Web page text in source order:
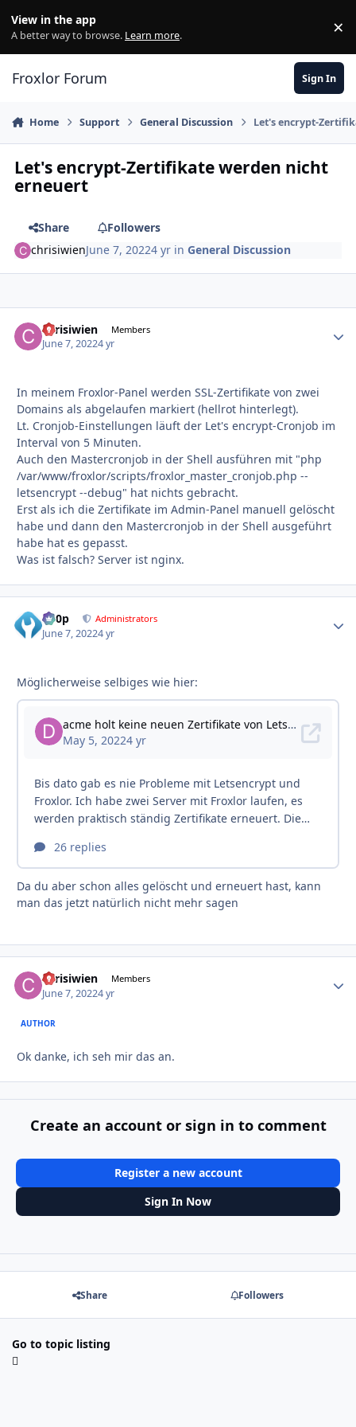
View in the app
A better way to browse. Learn more. ×
Froxlor Forum Sign In
Home Support General Discussion Let's encrypt-
Let's encrypt-Zertifikate werden nicht
erneuert
Share
Followers
chrisiwienJune 7, 20224 yr inGeneral Discussion
chrisiwien Members
June 7, 20224 yr
In meinem Froxlor-Panel werden SSL-Zertifikate von zwei
Domains als abgelaufen markiert (hellrot hinterlegt).
Lt. Cronjob-Einstellungen läuft der Let's encrypt-Cronjob im
Interval von 5 Minuten.
Auch den Mastercronjob in der Shell ausführen mit "php
/var/www/froxlor/scripts/froxlor_master_cronjob.php --
letsencrypt --debug" hat nichts gebracht.
Erst als ich die Zertifikate im Admin-Panel manuell gelöscht
habe und dann den Mastercronjob in der Shell ausgeführt
habe hat es gepasst.
Was ist falsch? Server ist nginx.
d00p Administrators
June 7, 20224 yr
Möglicherweise selbiges wie hier:
Da du aber schon alles gelöscht und erneuert hast, kann
man das jetzt natürlich nicht mehr sagen
chrisiwien Members
June 7, 20224 yr
AUTHOR
Ok danke, ich seh mir das an.
Create an account or sign in to comment
Register a new account
Sign In Now
Share Followers
Go to topic listing